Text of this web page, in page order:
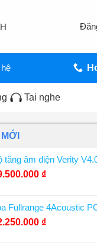
Tai nghe
tăng âm điện Verity
₫
Fullrange 4Acoustic
₫